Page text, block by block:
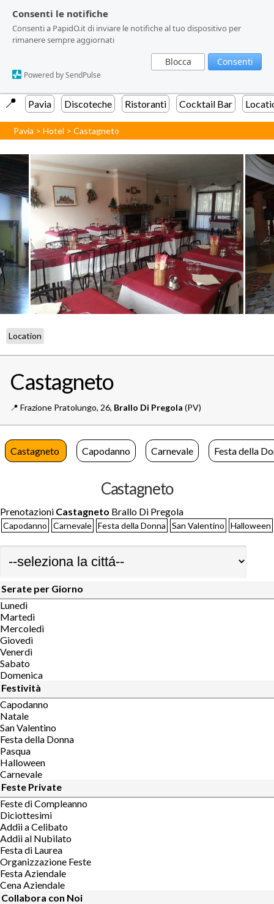
Consenti le notifiche
Consenti a PapidO.it di inviare le notifiche al tuo dispositivo per
rimanere sempre aggiornati
Blocca Consenti
Powered by SendPulse
Consenti le notifiche
Consenti a PapidO.it di inviare le notifiche al tuo dispositivo per
rimanere sempre aggiornati
Blocca Consenti
Powered by SendPulse
📍️ Pavia Discoteche Ristoranti Cocktail Bar
Pavia >Hotel >Castagneto
Location
Castagneto
📍️ Frazione Pratolungo, 26, Brallo Di Pregola (PV)
Castagneto Capodanno Carnevale Festa della
Castagneto
Prenotazioni Castagneto Brallo Di Pregola
Capodanno Carnevale Festa della Donna San Valentino Halloween
Serate per Giorno
Lunedì
Martedì
Mercoledì
Giovedì
Venerdì
Sabato
Domenica
Festività
Capodanno
Natale
San Valentino
Festa della Donna
Pasqua
Halloween
Carnevale
Feste Private
Feste di Compleanno
Diciottesimi
Addii a Celibato
Addii al Nubilato
Festa di Laurea
Organizzazione Feste
Festa Aziendale
Cena Aziendale
Collabora con Noi